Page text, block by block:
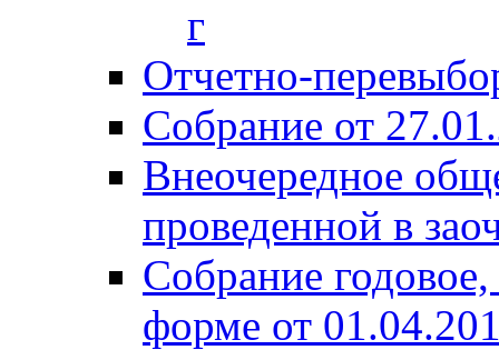
г
Отчетно-
Собрание от
Внеочередное
проведенной в
Собрание
форме от